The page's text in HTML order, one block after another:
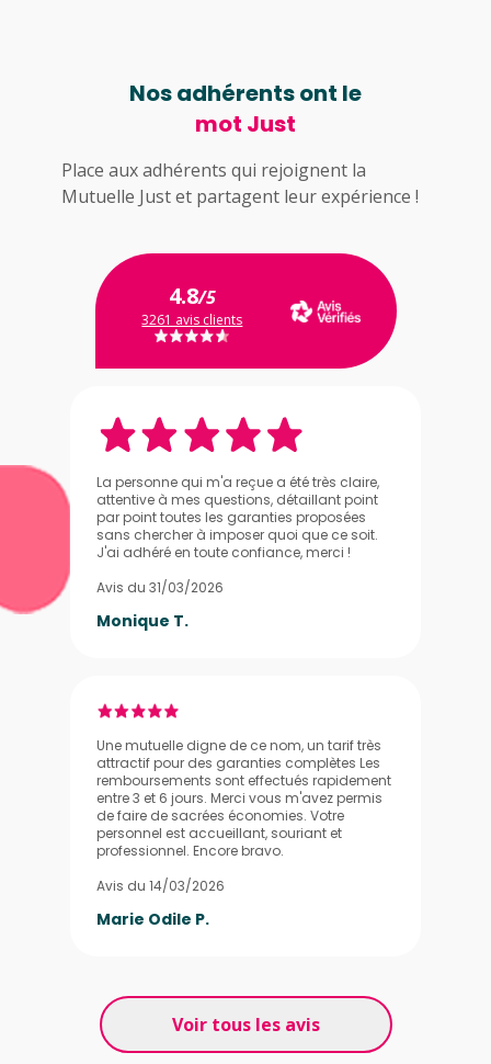
Nos adhérents ont le
mot Just
Place aux adhérents qui rejoignent la
Mutuelle Just et partagent leur expérience !
4.8/5
3261 avis clients
La personne qui m'a reçue a été très claire,
attentive à mes questions, détaillant point
par point toutes les garanties proposées
sans chercher à imposer quoi que ce soit.
J'ai adhéré en toute confiance, merci !
Avis du 31/03/2026
Monique T.
Une mutuelle digne de ce nom, un tarif très
attractif pour des garanties complètes Les
remboursements sont effectués rapidement
entre 3 et 6 jours. Merci vous m'avez permis
de faire de sacrées économies. Votre
personnel est accueillant, souriant et
professionnel. Encore bravo.
Avis du 14/03/2026
Marie Odile P.
Voir tous les avis